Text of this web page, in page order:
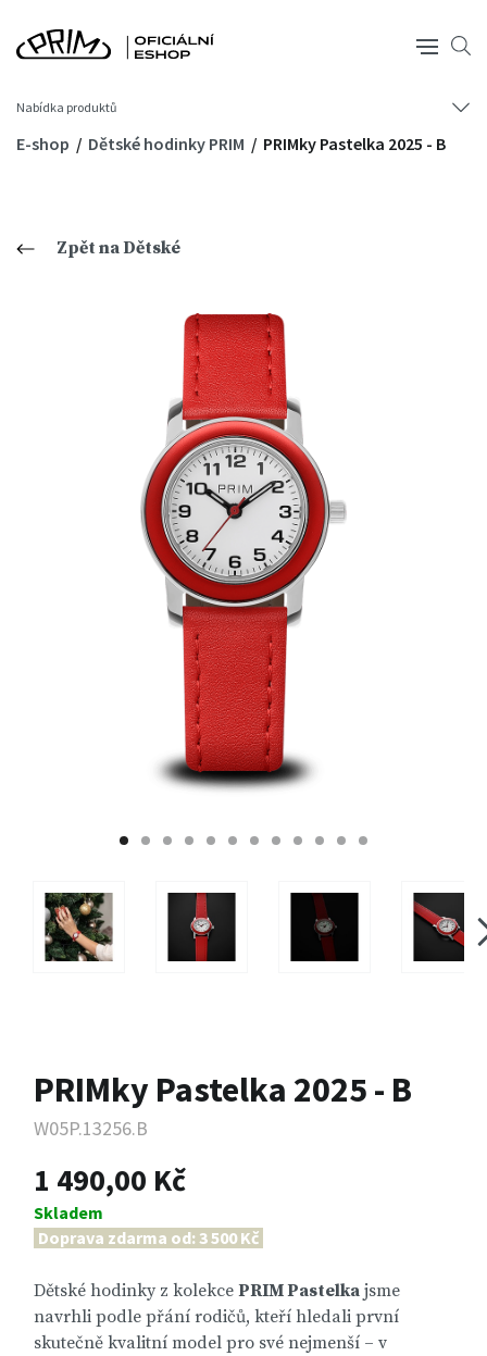
Nabídka produktů
E-shop Dětské hodinky PRIM PRIMky Pastelka 2025 - B
Zpět na Dětské
PRIMky Pastelka 2025 - B
W05P.13256.B
1 490,00 Kč
Skladem
Doprava zdarma od: 3 500 Kč
Dětské hodinky z kolekce PRIM Pastelka jsme
navrhli podle přání rodičů, kteří hledali první
skutečně kvalitní model pro své nejmenší – v